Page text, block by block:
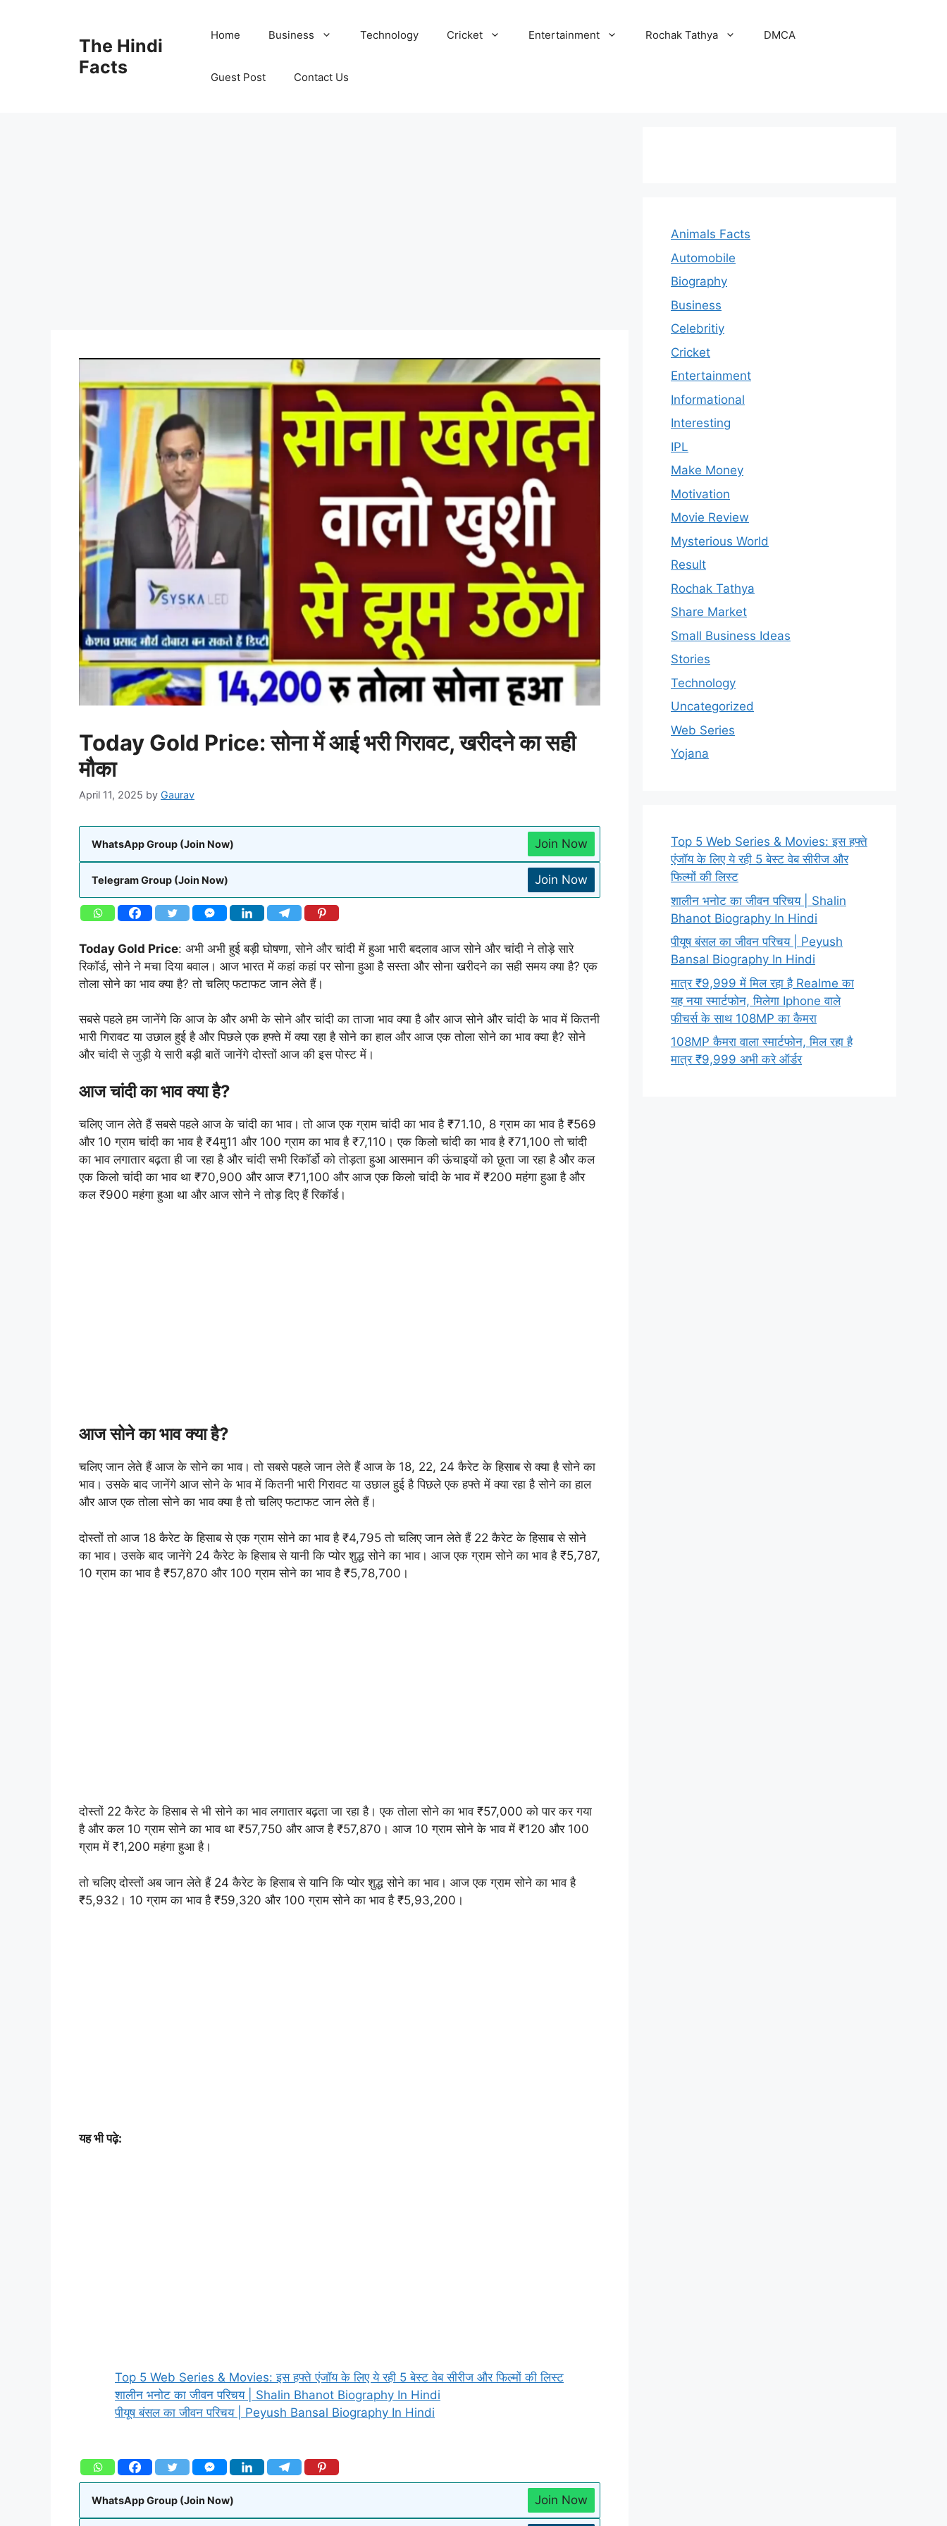
The Hindi
Facts
Home Business Technology Cricket Entertainment Rochak Tathya DMCA
Guest Post Contact Us
Today Gold Price: सोना में आई भरी गिरावट, खरीदने का सही
मौका
April 11, 2025 by Gaurav
WhatsApp Group (Join Now) Join Now
Telegram Group (Join Now) Join Now
Today Gold Price: अभी अभी हुई बड़ी घोषणा, सोने और चांदी में हुआ भारी बदलाव आज सोने और चांदी ने तोड़े सारे
रिकॉर्ड, सोने ने मचा दिया बवाल। आज भारत में कहां कहां पर सोना हुआ है सस्ता और सोना खरीदने का सही समय क्या है? एक
तोला सोने का भाव क्या है? तो चलिए फटाफट जान लेते हैं।
सबसे पहले हम जानेंगे कि आज के और अभी के सोने और चांदी का ताजा भाव क्या है और आज सोने और चांदी के भाव में कितनी
भारी गिरावट या उछाल हुई है और पिछले एक हफ्ते में क्या रहा है सोने का हाल और आज एक तोला सोने का भाव क्या है? सोने
और चांदी से जुड़ी ये सारी बड़ी बातें जानेंगे दोस्तों आज की इस पोस्ट में।
आज चांदी का भाव क्या है?
चलिए जान लेते हैं सबसे पहले आज के चांदी का भाव। तो आज एक ग्राम चांदी का भाव है ₹71.10, 8 ग्राम का भाव है ₹569
और 10 ग्राम चांदी का भाव है ₹4मु11 और 100 ग्राम का भाव है ₹7,110। एक किलो चांदी का भाव है ₹71,100 तो चांदी
का भाव लगातार बढ़ता ही जा रहा है और चांदी सभी रिकॉर्डो को तोड़ता हुआ आसमान की ऊंचाइयों को छूता जा रहा है और कल
एक किलो चांदी का भाव था ₹70,900 और आज ₹71,100 और आज एक किलो चांदी के भाव में ₹200 महंगा हुआ है और
कल ₹900 महंगा हुआ था और आज सोने ने तोड़ दिए हैं रिकॉर्ड।
आज सोने का भाव क्या है?
चलिए जान लेते हैं आज के सोने का भाव। तो सबसे पहले जान लेते हैं आज के 18, 22, 24 कैरेट के हिसाब से क्या है सोने का
भाव। उसके बाद जानेंगे आज सोने के भाव में कितनी भारी गिरावट या उछाल हुई है पिछले एक हफ्ते में क्या रहा है सोने का हाल
और आज एक तोला सोने का भाव क्या है तो चलिए फटाफट जान लेते हैं।
दोस्तों तो आज 18 कैरेट के हिसाब से एक ग्राम सोने का भाव है ₹4,795 तो चलिए जान लेते हैं 22 कैरेट के हिसाब से सोने
का भाव। उसके बाद जानेंगे 24 कैरेट के हिसाब से यानी कि प्योर शुद्ध सोने का भाव। आज एक ग्राम सोने का भाव है ₹5,787,
10 ग्राम का भाव है ₹57,870 और 100 ग्राम सोने का भाव है ₹5,78,700।
दोस्तों 22 कैरेट के हिसाब से भी सोने का भाव लगातार बढ़ता जा रहा है। एक तोला सोने का भाव ₹57,000 को पार कर गया
है और कल 10 ग्राम सोने का भाव था ₹57,750 और आज है ₹57,870। आज 10 ग्राम सोने के भाव में ₹120 और 100
ग्राम में ₹1,200 महंगा हुआ है।
तो चलिए दोस्तों अब जान लेते हैं 24 कैरेट के हिसाब से यानि कि प्योर शुद्ध सोने का भाव। आज एक ग्राम सोने का भाव है
₹5,932। 10 ग्राम का भाव है ₹59,320 और 100 ग्राम सोने का भाव है ₹5,93,200।
यह भी पढ़े:
Top 5 Web Series & Movies: इस हफ्ते एंजॉय के लिए ये रही 5 बेस्ट वेब सीरीज और फिल्मों की लिस्ट
शालीन भनोट का जीवन परिचय | Shalin Bhanot Biography In Hindi
पीयूष बंसल का जीवन परिचय | Peyush Bansal Biography In Hindi
WhatsApp Group (Join Now) Join Now
Animals Facts
Automobile
Biography
Business
Celebritiy
Cricket
Entertainment
Informational
Interesting
IPL
Make Money
Motivation
Movie Review
Mysterious World
Result
Rochak Tathya
Share Market
Small Business Ideas
Stories
Technology
Uncategorized
Web Series
Yojana
Top 5 Web Series & Movies: इस हफ्ते
एंजॉय के लिए ये रही 5 बेस्ट वेब सीरीज और
फिल्मों की लिस्ट
शालीन भनोट का जीवन परिचय | Shalin
Bhanot Biography In Hindi
पीयूष बंसल का जीवन परिचय | Peyush
Bansal Biography In Hindi
मात्र ₹9,999 में मिल रहा है Realme का
यह नया स्मार्टफोन, मिलेगा Iphone वाले
फीचर्स के साथ 108MP का कैमरा
108MP कैमरा वाला स्मार्टफोन, मिल रहा है
मात्र ₹9,999 अभी करे ऑर्डर